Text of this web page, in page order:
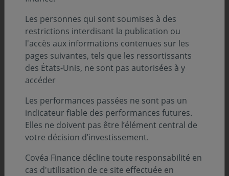
Devise :
EURO
Classification SFDR :
Art. 8
Position-recommandation AMF :
Catégorie 2 AMF
Orientation de gestion
Les personnes qui sont soumises à des
restrictions interdisant la publication ou
l'accès aux informations contenues sur les
pages suivantes, tels que les ressortissants
des États-Unis, ne sont pas autorisées à y
accéder
Les performances passées ne sont pas un
indicateur fiable des performances futures.
Elles ne doivent pas être l’élément central de
votre décision d’investissement.
Covéa Finance décline toute responsabilité en
cas d'utilisation de ce site effectuée en